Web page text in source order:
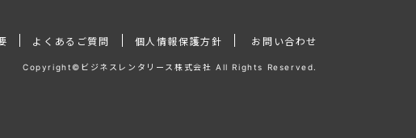
よくあるご質問 個人情報保護方針 お問い合わせ
Copyright©ビジネスレンタリース株式会社 All Rights Reserved.